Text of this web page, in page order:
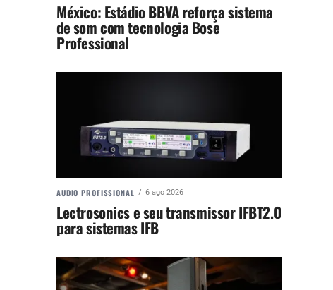
México: Estádio BBVA reforça sistema
de som com tecnologia Bose
Professional
AUDIO PROFISSIONAL 6 ago 2026
Lectrosonics e seu transmissor IFBT2.0
para sistemas IFB